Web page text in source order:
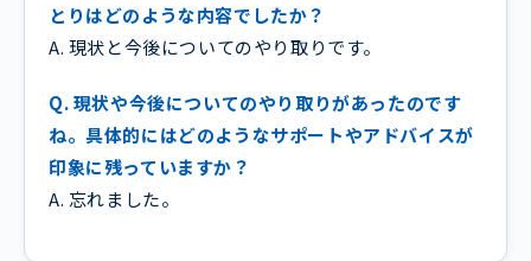
とりはどのような内容でしたか？
A. 現状と今後についてのやり取りです。
Q. 現状や今後についてのやり取りがあったのです
ね。具体的にはどのようなサポートやアドバイスが
印象に残っていますか？
A. 忘れました。